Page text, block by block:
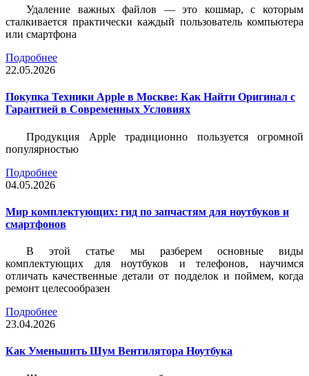
Удаление важных файлов — это кошмар, с которым
сталкивается практически каждый пользователь компьютера
или смартфона
Подробнее
22.05.2026
Покупка Техники Apple в Москве: Как Найти Оригинал с
Гарантией в Современных Условиях
Продукция Apple традиционно пользуется огромной
популярностью
Подробнее
04.05.2026
Мир комплектующих: гид по запчастям для ноутбуков и
смартфонов
В этой статье мы разберем основные виды
комплектующих для ноутбуков и телефонов, научимся
отличать качественные детали от подделок и поймем, когда
ремонт целесообразен
Подробнее
23.04.2026
Как Уменьшить Шум Вентилятора Ноутбука